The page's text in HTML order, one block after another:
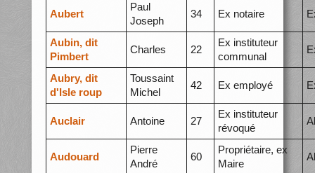
Aubert
Paul
Joseph
34 Ex notaire
Aubin, dit
Pimbert
Charles 22
Ex instituteur
communal
Aubry, dit
d'Isle roup
Toussaint
Michel
42 Ex employé
Auclair Antoine 27
Ex instituteur
révoqué
Audouard
Pierre
André
60
Propriétaire, ex
Maire